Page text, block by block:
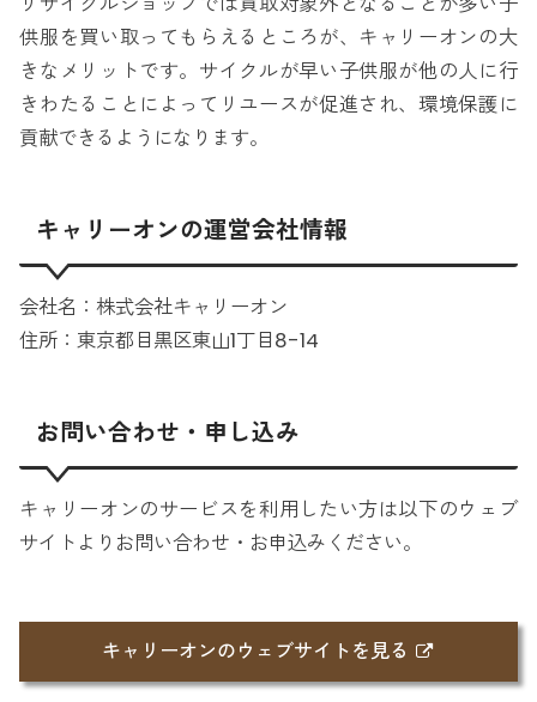
供服を買い取ってもらえるところが、キャリーオンの大
きなメリットです。サイクルが早い子供服が他の人に行
きわたることによってリユースが促進され、環境保護に
貢献できるようになります。
キャリーオンの運営会社情報
会社名：株式会社キャリーオン
住所：東京都目黒区東山1丁目8-14
お問い合わせ・申し込み
キャリーオンのサービスを利用したい方は以下のウェブ
サイトよりお問い合わせ・お申込みください。
キャリーオンのウェブサイトを見る